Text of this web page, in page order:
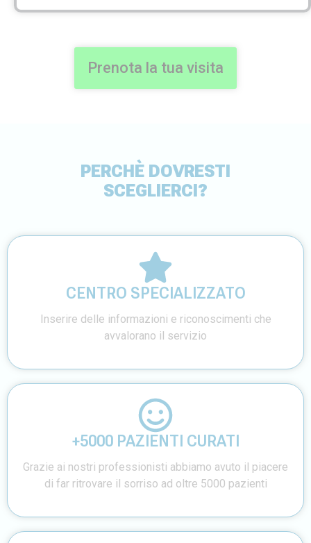
Prenota la tua visita
PERCHÈ DOVRESTI
SCEGLIERCI?
CENTRO SPECIALIZZATO
Inserire delle informazioni e riconoscimenti che
avvalorano il servizio
+5000 PAZIENTI CURATI
Grazie ai nostri professionisti abbiamo avuto il piacere
di far ritrovare il sorriso ad oltre 5000 pazienti